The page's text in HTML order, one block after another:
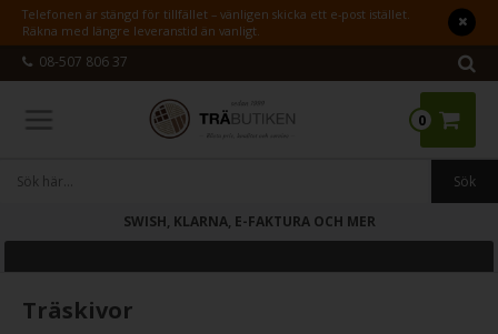
Telefonen är stängd för tillfället – vänligen skicka ett e-post istället.
Räkna med längre leveranstid än vanligt.
08-507 806 37
0
SWISH, KLARNA, E-FAKTURA OCH MER
Träskivor